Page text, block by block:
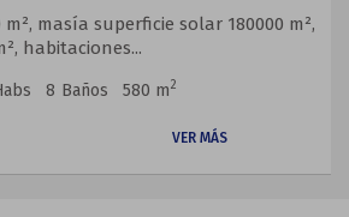
masía superficie solar 180000 m²,
habitaciones...
8 Baños 580 m2
VER MÁS